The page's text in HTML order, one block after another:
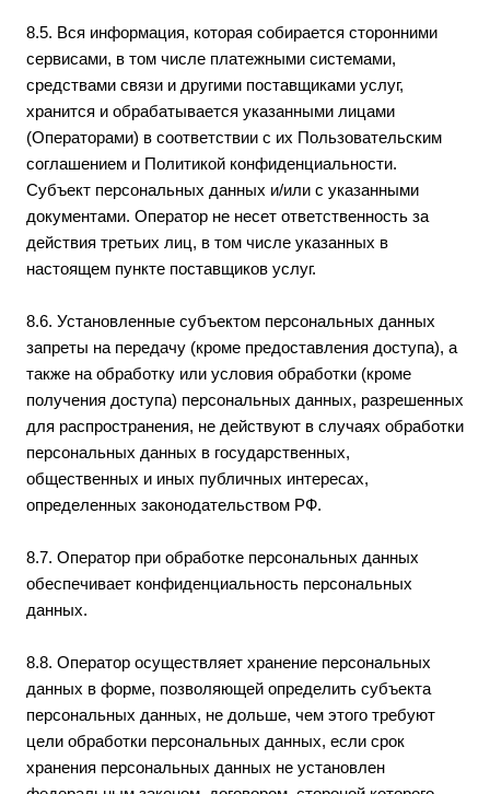
8.5. Вся информация, которая собирается сторонними
сервисами, в том числе платежными системами,
средствами связи и другими поставщиками услуг,
хранится и обрабатывается указанными лицами
(Операторами) в соответствии с их Пользовательским
соглашением и Политикой конфиденциальности.
Субъект персональных данных и/или с указанными
документами. Оператор не несет ответственность за
действия третьих лиц, в том числе указанных в
настоящем пункте поставщиков услуг.
8.6. Установленные субъектом персональных данных
запреты на передачу (кроме предоставления доступа), а
также на обработку или условия обработки (кроме
получения доступа) персональных данных, разрешенных
для распространения, не действуют в случаях обработки
персональных данных в государственных,
общественных и иных публичных интересах,
определенных законодательством РФ.
8.7. Оператор при обработке персональных данных
обеспечивает конфиденциальность персональных
данных.
8.8. Оператор осуществляет хранение персональных
данных в форме, позволяющей определить субъекта
персональных данных, не дольше, чем этого требуют
цели обработки персональных данных, если срок
хранения персональных данных не установлен